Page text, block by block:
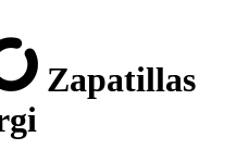
Zapatillas